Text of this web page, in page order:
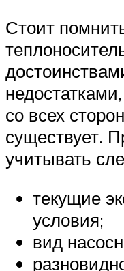
Стоит
со всех
существует.
учитывать
текущие
условия;
вид